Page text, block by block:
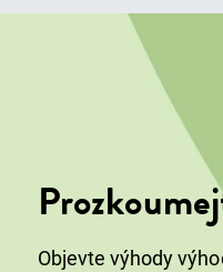
Objevte výhody